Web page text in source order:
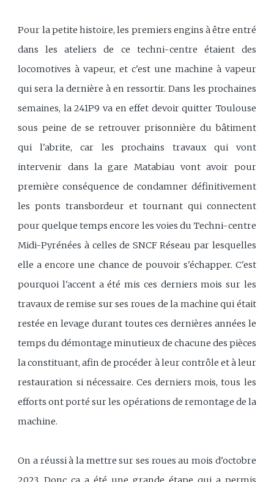
Pour la petite histoire, les premiers engins à être entré
dans les ateliers de ce techni-centre étaient des
locomotives à vapeur, et c'est une machine à vapeur
qui sera la dernière à en ressortir. Dans les prochaines
semaines, la 241P9 va en effet devoir quitter Toulouse
sous peine de se retrouver prisonnière du bâtiment
qui l'abrite, car les prochains travaux qui vont
intervenir dans la gare Matabiau vont avoir pour
première conséquence de condamner définitivement
les ponts transbordeur et tournant qui connectent
pour quelque temps encore les voies du Techni-centre
Midi-Pyrénées à celles de SNCF Réseau par lesquelles
elle a encore une chance de pouvoir s'échapper. C'est
pourquoi l'accent a été mis ces derniers mois sur les
travaux de remise sur ses roues de la machine qui était
restée en levage durant toutes ces dernières années le
temps du démontage minutieux de chacune des pièces
la constituant, afin de procéder à leur contrôle et à leur
restauration si nécessaire. Ces derniers mois, tous les
efforts ont porté sur les opérations de remontage de la
machine.
On a réussi à la mettre sur ses roues au mois d'octobre